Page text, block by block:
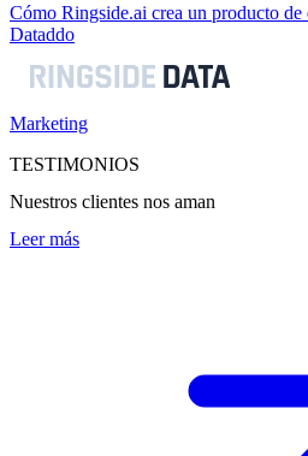
Cómo Ringside.ai crea un producto
Dataddo
Marketing
TESTIMONIOS
Nuestros clientes nos aman
Leer más